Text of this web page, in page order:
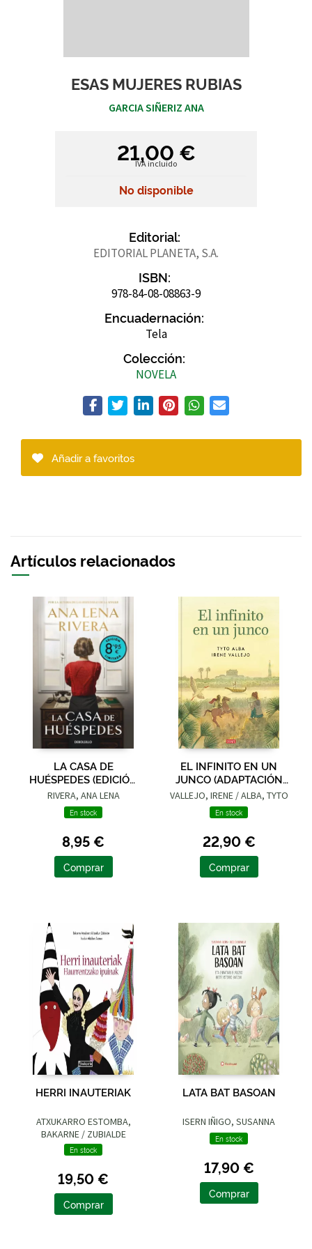
ESAS MUJERES RUBIAS
GARCIA SIÑERIZ ANA
21,00 €
IVA incluido
No disponible
Editorial:
EDITORIAL PLANETA, S.A.
ISBN:
978-84-08-08863-9
Encuadernación:
Tela
Colección:
NOVELA
Añadir a favoritos
Artículos relacionados
LA CASA DE
HUÉSPEDES (EDICIÓN
LIMITADA · VERANO)
RIVERA, ANA LENA
En stock
8,95 €
Comprar
EL INFINITO EN UN
JUNCO (ADAPTACIÓN
GRÁFICA)
VALLEJO, IRENE / ALBA, TYTO
En stock
22,90 €
Comprar
HERRI INAUTERIAK
ATXUKARRO ESTOMBA,
BAKARNE / ZUBIALDE
GRAJIRENA, IZASKUN
En stock
19,50 €
Comprar
LATA BAT BASOAN
ISERN IÑIGO, SUSANNA
En stock
17,90 €
Comprar